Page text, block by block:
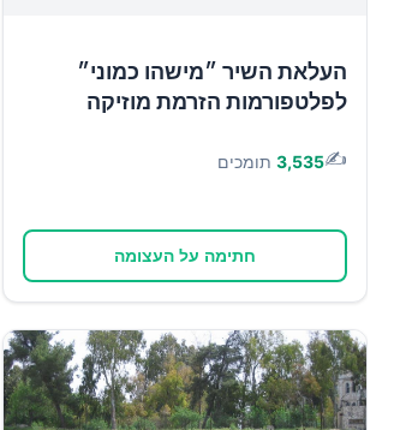
העלאת השיר ״מישהו כמוני״
לפלטפורמות הזרמת מוזיקה
✍️
3,535 תומכים
חתימה על העצומה